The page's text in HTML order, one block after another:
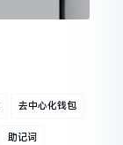
去中心化钱包
助记词